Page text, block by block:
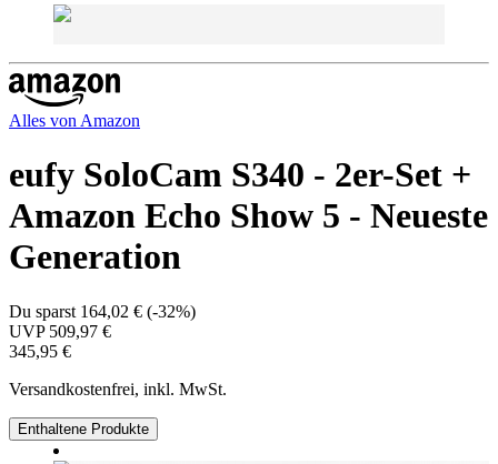
Alles von Amazon
eufy SoloCam S340 - 2er-Set +
Amazon Echo Show 5 - Neueste
Generation
Du sparst 164,02 € (-32%)
UVP 509,97 €
345,95 €
Versandkostenfrei, inkl. MwSt.
Enthaltene Produkte